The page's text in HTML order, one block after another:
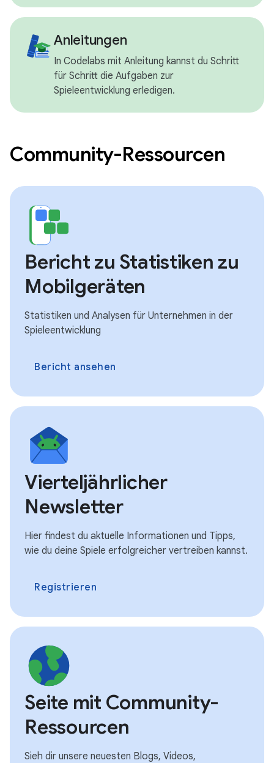
Anleitungen
In Codelabs mit Anleitung kannst du Schritt
für Schritt die Aufgaben zur
Spieleentwicklung erledigen.
Community-Ressourcen
Bericht zu Statistiken zu
Mobilgeräten
Statistiken und Analysen für Unternehmen in der
Spieleentwicklung
Bericht ansehen
Vierteljährlicher
Newsletter
Hier findest du aktuelle Informationen und Tipps,
wie du deine Spiele erfolgreicher vertreiben kannst.
Registrieren
Seite mit Community-
Ressourcen
Sieh dir unsere neuesten Blogs, Videos,